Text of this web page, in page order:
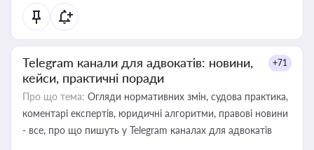
Telegram канали для адвокатів: новини,
кейси, практичні поради
+71
Про що тема: Огляди нормативних змін, судова практика,
коментарі експертів, юридичні алгоритми, правові новини
- все, про що пишуть у Telegram каналах для адвокатів